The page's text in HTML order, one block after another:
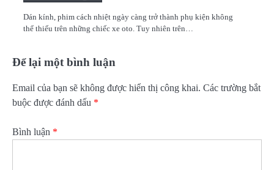
Dán kính, phim cách nhiệt ngày càng trở thành phụ kiện không
thể thiếu trên những chiếc xe oto. Tuy nhiên trên…
Để lại một bình luận
Email của bạn sẽ không được hiển thị công khai. Các trường bắt
buộc được đánh dấu *
Bình luận *